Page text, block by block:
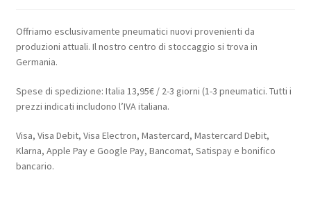
Offriamo esclusivamente pneumatici nuovi provenienti da
produzioni attuali. Il nostro centro di stoccaggio si trova in
Germania.
Spese di spedizione: Italia 13,95€ / 2-3 giorni (1-3 pneumatici. Tutti i
prezzi indicati includono l’IVA italiana.
Visa, Visa Debit, Visa Electron, Mastercard, Mastercard Debit,
Klarna, Apple Pay e Google Pay, Bancomat, Satispay e bonifico
bancario.